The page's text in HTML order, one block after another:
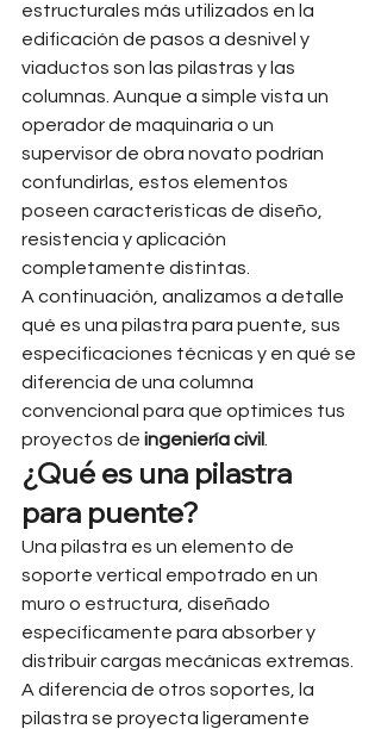
estructurales más utilizados en la
edificación de pasos a desnivel y
viaductos son las pilastras y las
columnas. Aunque a simple vista un
operador de maquinaria o un
supervisor de obra novato podrían
confundirlas, estos elementos
poseen características de diseño,
resistencia y aplicación
completamente distintas.
A continuación, analizamos a detalle
qué es una pilastra para puente, sus
especificaciones técnicas y en qué se
diferencia de una columna
convencional para que optimices tus
proyectos de ingeniería civil
¿Qué es una pilastra
para puente?
Una pilastra es un elemento de
soporte vertical empotrado en un
muro o estructura, diseñado
específicamente para absorber y
distribuir cargas mecánicas extremas.
A diferencia de otros soportes, la
pilastra se proyecta ligeramente